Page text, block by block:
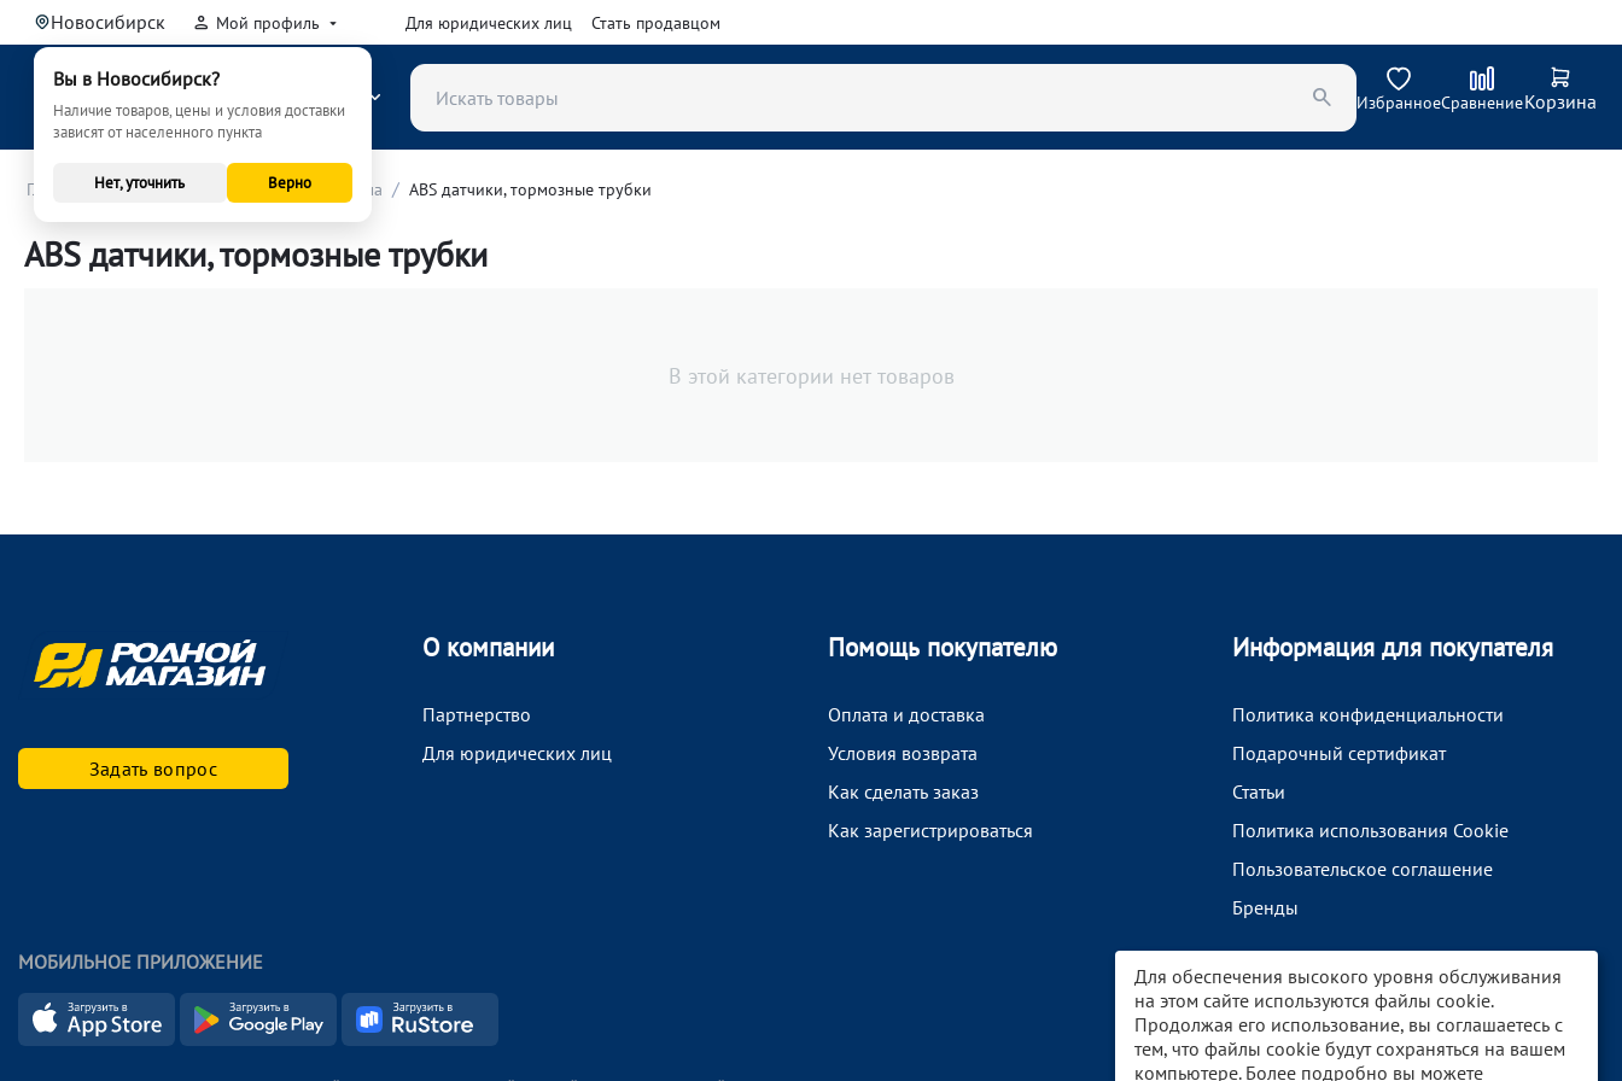
Новосибирск
Вы в Новосибирск?
Наличие товаров, цены и условия доставки
зависят от населенного пункта
Нет, уточнить Верно
Мой профиль Для юридических лиц Стать продавцом
ИзбранноеСравнениеКорзина
Главная / Автозапчасти Тормозная система / ABS датчики, тормозные трубки
ABS датчики, тормозные трубки
В этой категории нет товаров
Задать вопрос
О компании
Партнерство
Для юридических лиц
Помощь покупателю
Оплата и доставка
Условия возврата
Как сделать заказ
Как зарегистрироваться
Информация для покупателя
Политика конфиденциальности
Подарочный сертификат
Статьи
Политика использования Cookie
Пользовательское соглашение
Бренды
МОБИЛЬНОЕ ПРИЛОЖЕНИЕ
Для обеспечения высокого уровня обслуживания
на этом сайте используются файлы cookie.
Продолжая его использование, вы соглашаетесь с
тем, что файлы cookie будут сохраняться на вашем
компьютере. Более подробно вы можете